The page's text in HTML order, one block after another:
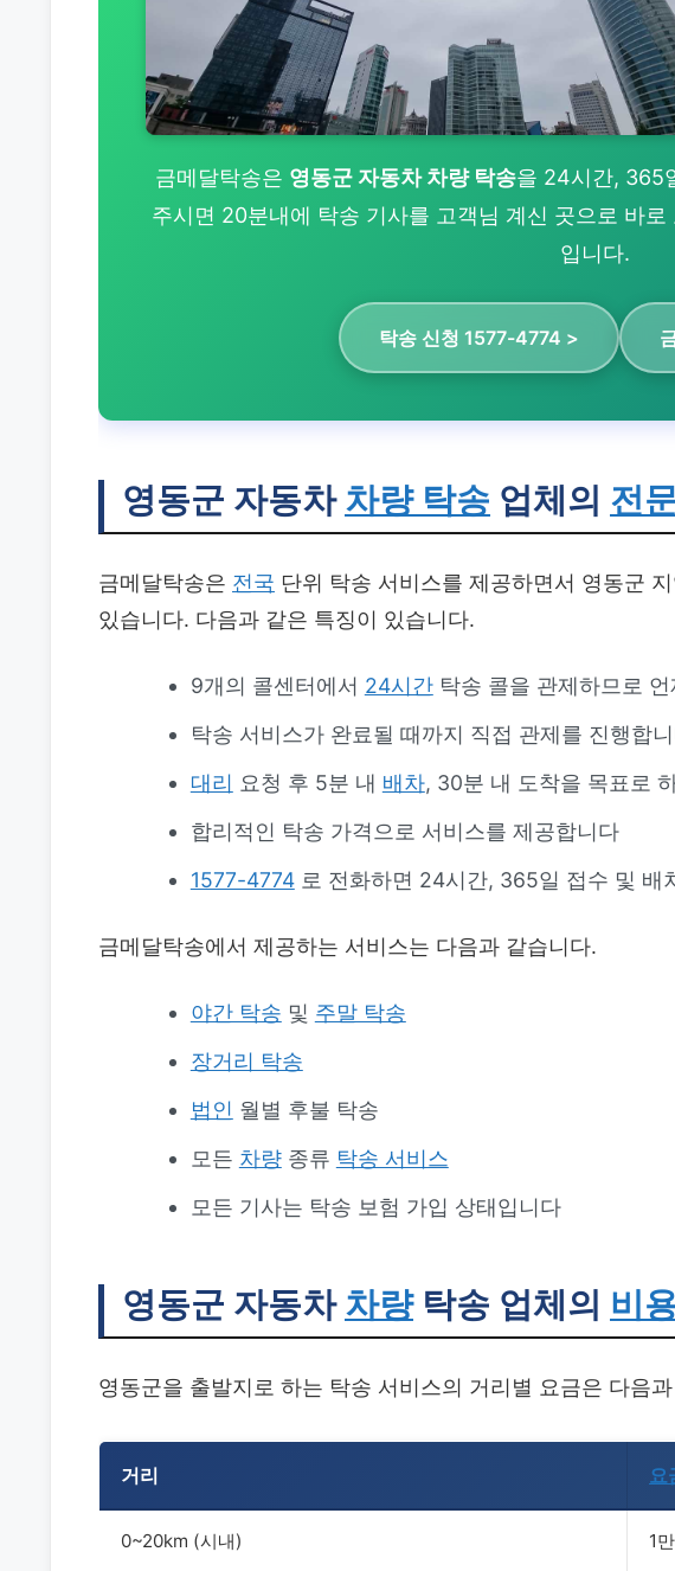
금메달탁송은 영동군 자동차 차량 탁송을 24시간, 365
주시면 20분내에 탁송 기사를 고객님 계신 곳으로 바
입니다.
탁송 신청 1577-4774 >
영동군 자동차 차량 탁송 업체의 전
금메달탁송은 전국 단위 탁송 서비스를 제공하면서 영동군
있습니다. 다음과 같은 특징이 있습니다.
9개의 콜센터에서 24시간탁송 콜을 관제하므로
탁송 서비스가 완료될 때까지 직접 관제를 진행합
대리 요청 후 5분 내 배차, 30분 내 도착을 목표로
합리적인 탁송 가격으로 서비스를 제공합니다
1577-4774로 전화하면 24시간, 365일 접수 및 배
금메달탁송에서 제공하는 서비스는 다음과 같습니다.
야간 탁송 및 주말 탁송
장거리 탁송
법인 월별 후불 탁송
모든 차량종류 탁송 서비스
모든 기사는 탁송 보험 가입 상태입니다
영동군 자동차 차량탁송 업체의 비
영동군을 출발지로 하는 탁송 서비스의 거리별 요금은 다음
거리 요
0~20km (시내) 1